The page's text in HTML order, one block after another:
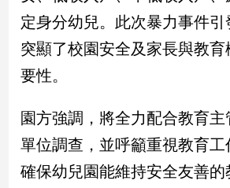
灣
觀
台
灣
觀
點
定身分幼兒。此次暴力事件引
突顯了校園安全及家長與教
要性。
園方強調，將全力配合教育
單位調查，並呼籲重視教育工
確保幼兒園能維持安全友善